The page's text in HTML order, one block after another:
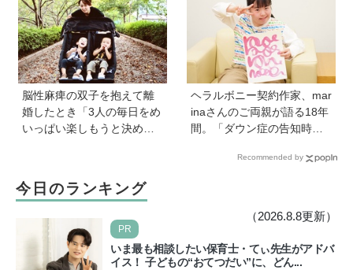
れた両親のもとで挑戦し続
ける心が育った
脳性麻痺の双子を抱えて離
婚したとき「3人の毎日をめ
いっぱい楽しもうと決め
ヘラルボニー契約作家、mar
inaさんのご両親が語る18年
間。「ダウン症の告知時は
も前に進めた理由は…？ 古
Recommended by
今日のランキング
（2026.8.8更新）
PR
いま最も相談したい保育士・てぃ先生がアドバ
イス！ 子どもの“おてつだい”に、どん...